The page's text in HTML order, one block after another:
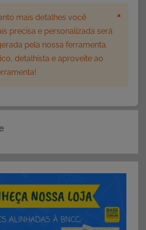
mais detalhes você
precisa e personalizada será
pela nossa ferramenta.
detalhista e aproveite ao
×